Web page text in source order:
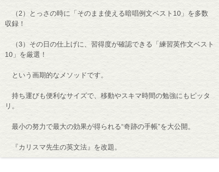
（2）とっさの時に「そのまま使える暗唱例文ベスト10」を多数
収録！
（3）その日の仕上げに、習得度が確認できる「練習英作文ベスト
10」を厳選！
という画期的なメソッドです。
持ち運びも便利なサイズで、移動やスキマ時間の勉強にもピッタ
リ。
最小の努力で最大の効果が得られる“奇跡の手帳”を大公開。
『カリスマ先生の英文法』を改題。